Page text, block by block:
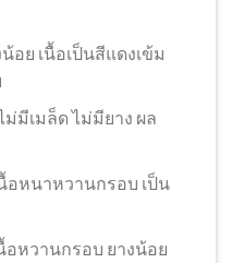
อย เนื้อเป็นสีแดงเข้ม
มีเมล็ด ไม่มียาง ผล
หนาหวานกรอบ เป็น
หวานกรอบ ยางน้อย